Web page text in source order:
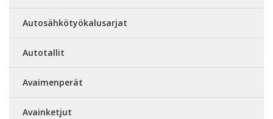
Autosähkötyökalusarjat
Autotallit
Avaimenperät
Avainketjut